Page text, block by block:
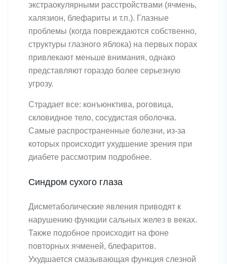
экстраокулярными расстройствами (ячмень,
халязион, блефариты и т.п.). Глазные
проблемы (когда повреждаются собственно,
структуры глазного яблока) на первых порах
привлекают меньше внимания, однако
представляют гораздо более серьезную
угрозу.
Страдает все: конъюнктива, роговица,
скловидное тело, сосудистая оболочка.
Самые распространенные болезни, из-за
которых происходит ухудшение зрения при
диабете рассмотрим подробнее.
Синдром сухого глаза
Дисметаболические явления приводят к
нарушению функции сальных желез в веках.
Также подобное происходит на фоне
повторных ячменей, блефаритов.
Ухудшается смазывающая функция слезной